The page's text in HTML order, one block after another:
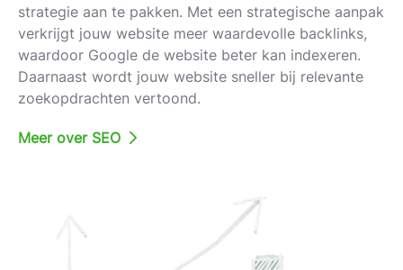
strategie aan te pakken. Met een strategische aanpak
verkrijgt jouw website meer waardevolle backlinks,
waardoor Google de website beter kan indexeren.
Daarnaast wordt jouw website sneller bij relevante
zoekopdrachten vertoond.
Meer over SEO